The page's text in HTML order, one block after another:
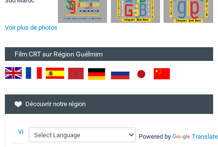
Voir plus de photos
Film CRT sur Région Guélmim
Découvrir notre région
Vidéothéque
Powered by Translate